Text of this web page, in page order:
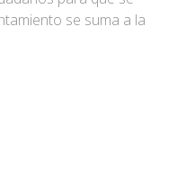
se suma a la